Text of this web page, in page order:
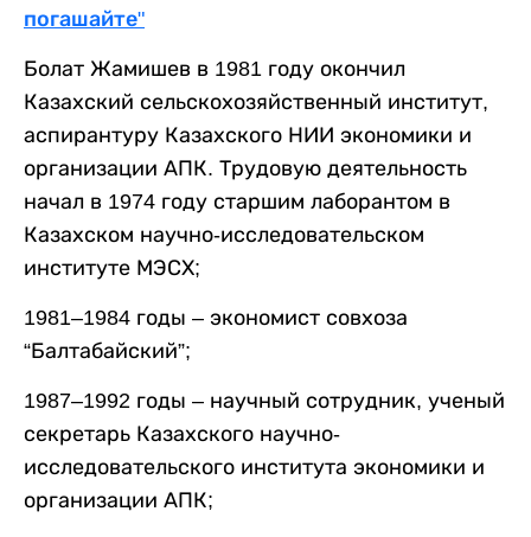
погашайте"
Болат Жамишев в 1981 году окончил
Казахский сельскохозяйственный институт,
аспирантуру Казахского НИИ экономики и
организации АПК. Трудовую деятельность
начал в 1974 году старшим лаборантом в
Казахском научно-исследовательском
институте МЭСХ;
1981–1984 годы – экономист совхоза
“Балтабайский”;
1987–1992 годы – научный сотрудник, ученый
секретарь Казахского научно-
исследовательского института экономики и
организации АПК;